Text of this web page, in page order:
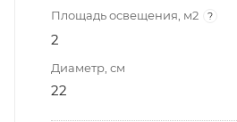
Площадь освещения, м2 ?
2
Диаметр, см
22